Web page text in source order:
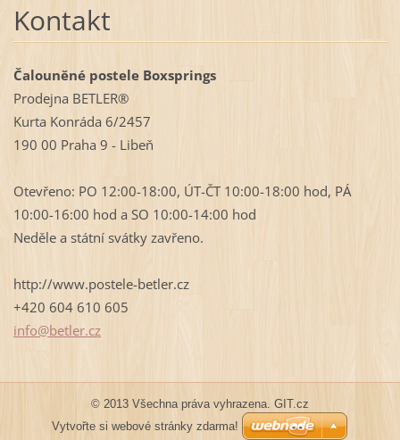
Kontakt
Čalouněné postele Boxsprings
Prodejna BETLER®
Kurta Konráda 6/2457
190 00 Praha 9 - Libeň
Otevřeno: PO 12:00-18:00, ÚT-ČT 10:00-18:00 hod, PÁ
10:00-16:00 hod a SO 10:00-14:00 hod
Neděle a státní svátky zavřeno.
http://www.postele-betler.cz
+420 604 610 605
info@betler.cz
© 2013 Všechna práva vyhrazena. GIT.cz
Vytvořte si webové stránky zdarma!